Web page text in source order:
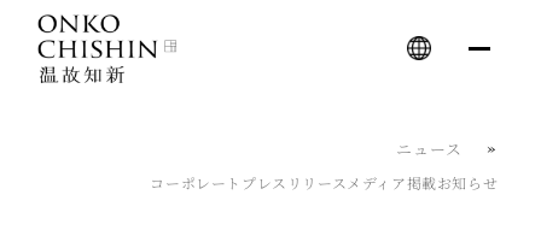
content
ニュース
コーポレート プレスリリースメディア掲載お知らせ